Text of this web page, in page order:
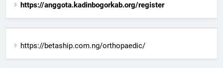
https://anggota.kadinbogorkab.org/register
https://betaship.com.ng/orthopaedic/